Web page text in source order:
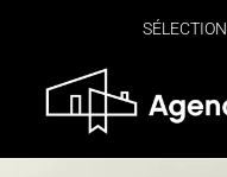
SÉLECTION